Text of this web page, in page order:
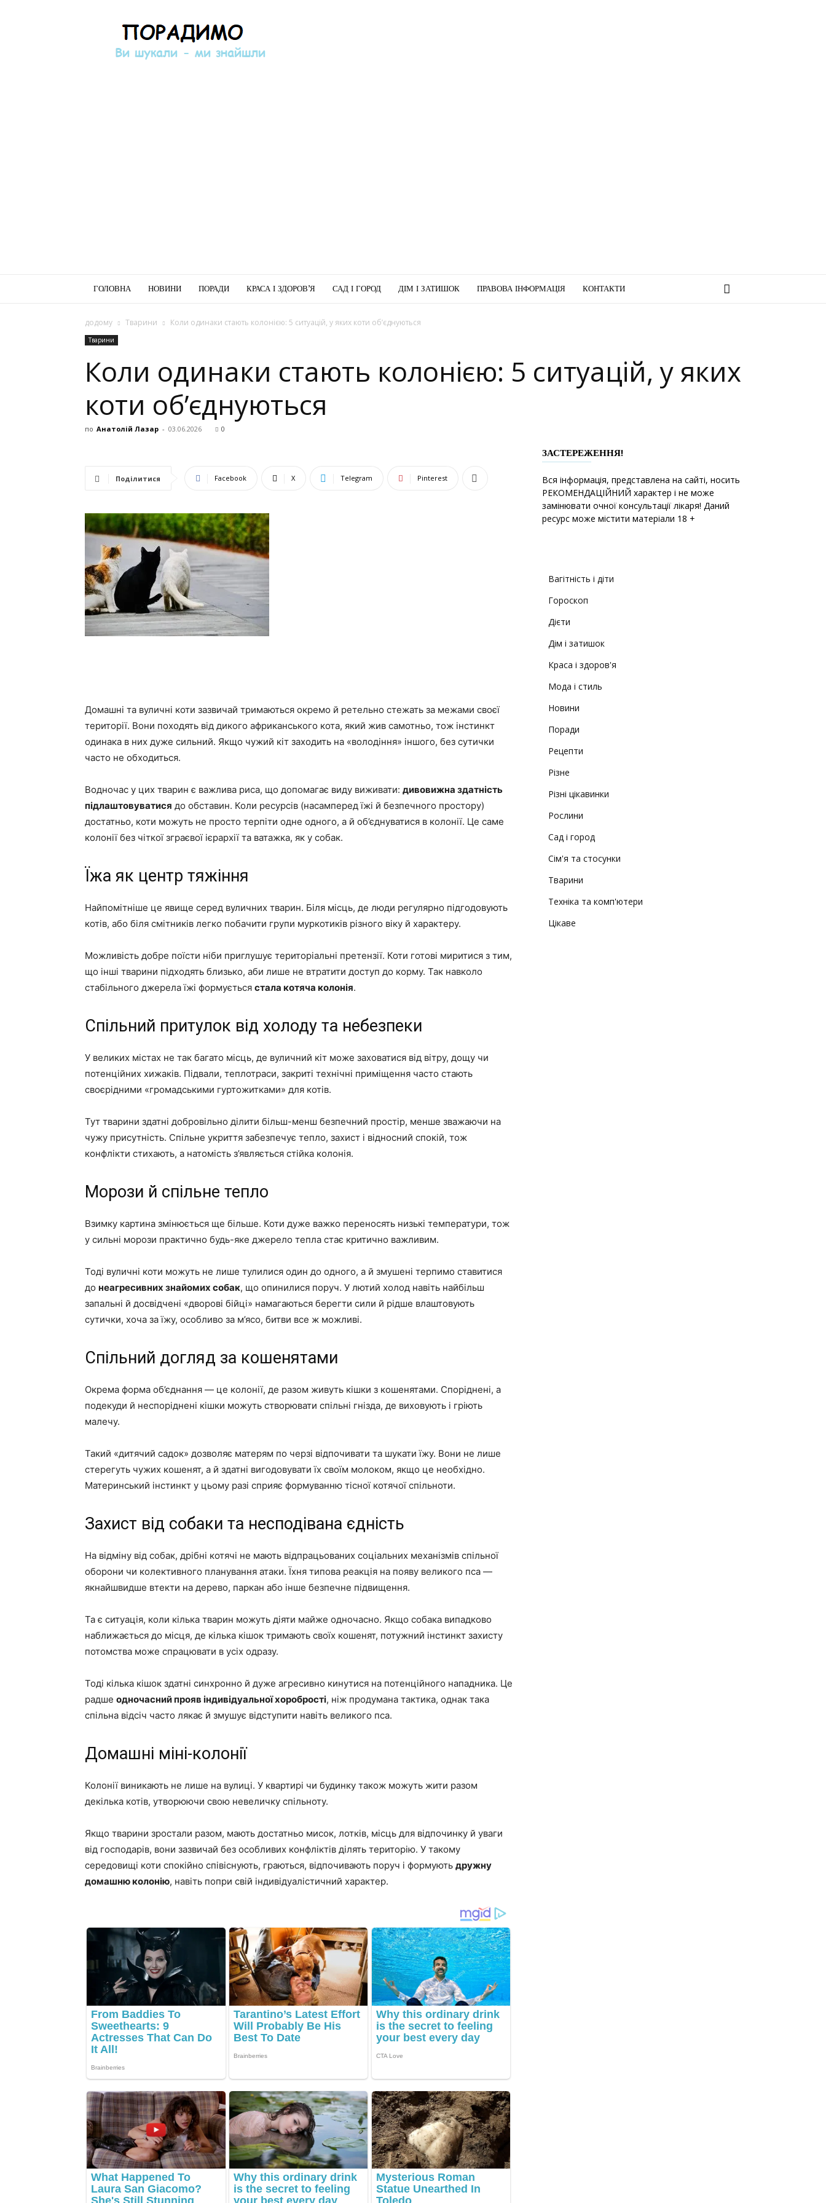
Порадимо
ГОЛОВНА НОВИНИ ПОРАДИ КРАСА І ЗДОРОВ’Я САД І ГОРОД ДІМ І ЗАТИШОК ПРАВОВА ІНФОРМАЦІЯ КОНТАКТИ
додому Тварини Коли одинаки стають колонією: 5 ситуацій, у яких коти об’єднуються
Тварини
Коли одинаки стають колонією: 5 ситуацій, у яких
коти об’єднуються
по Анатолій Лазар - 03.06.2026 0
Поділитися Facebook X Telegram Pinterest
Домашні та вуличні коти зазвичай тримаються окремо й ретельно стежать за межами своєї
території. Вони походять від дикого африканського кота, який жив самотньо, тож інстинкт
одинака в них дуже сильний. Якщо чужий кіт заходить на «володіння» іншого, без сутички
часто не обходиться.
Водночас у цих тварин є важлива риса, що допомагає виду виживати: дивовижна здатність
підлаштовуватися до обставин. Коли ресурсів (насамперед їжі й безпечного простору)
достатньо, коти можуть не просто терпіти одне одного, а й об’єднуватися в колонії. Це саме
колонії без чіткої зграєвої ієрархії та ватажка, як у собак.
Їжа як центр тяжіння
Найпомітніше це явище серед вуличних тварин. Біля місць, де люди регулярно підгодовують
котів, або біля смітників легко побачити групи муркотиків різного віку й характеру.
Можливість добре поїсти ніби приглушує територіальні претензії. Коти готові миритися з тим,
що інші тварини підходять близько, аби лише не втратити доступ до корму. Так навколо
стабільного джерела їжі формується стала котяча колонія.
Спільний притулок від холоду та небезпеки
У великих містах не так багато місць, де вуличний кіт може заховатися від вітру, дощу чи
потенційних хижаків. Підвали, теплотраси, закриті технічні приміщення часто стають
своєрідними «громадськими гуртожитками» для котів.
Тут тварини здатні добровільно ділити більш-менш безпечний простір, менше зважаючи на
чужу присутність. Спільне укриття забезпечує тепло, захист і відносний спокій, тож
конфлікти стихають, а натомість з’являється стійка колонія.
Морози й спільне тепло
Взимку картина змінюється ще більше. Коти дуже важко переносять низькі температури, тож
у сильні морози практично будь-яке джерело тепла стає критично важливим.
Тоді вуличні коти можуть не лише тулилися один до одного, а й змушені терпимо ставитися
до неагресивних знайомих собак, що опинилися поруч. У лютий холод навіть найбільш
запальні й досвідчені «дворові бійці» намагаються берегти сили й рідше влаштовують
сутички, хоча за їжу, особливо за м’ясо, битви все ж можливі.
Спільний догляд за кошенятами
Окрема форма об’єднання — це колонії, де разом живуть кішки з кошенятами. Споріднені, а
подекуди й неспоріднені кішки можуть створювати спільні гнізда, де виховують і гріють
малечу.
Такий «дитячий садок» дозволяє матерям по черзі відпочивати та шукати їжу. Вони не лише
стерегуть чужих кошенят, а й здатні вигодовувати їх своїм молоком, якщо це необхідно.
Материнський інстинкт у цьому разі сприяє формуванню тісної котячої спільноти.
Захист від собаки та несподівана єдність
На відміну від собак, дрібні котячі не мають відпрацьованих соціальних механізмів спільної
оборони чи колективного планування атаки. Їхня типова реакція на появу великого пса —
якнайшвидше втекти на дерево, паркан або інше безпечне підвищення.
Та є ситуація, коли кілька тварин можуть діяти майже одночасно. Якщо собака випадково
наближається до місця, де кілька кішок тримають своїх кошенят, потужний інстинкт захисту
потомства може спрацювати в усіх одразу.
Тоді кілька кішок здатні синхронно й дуже агресивно кинутися на потенційного нападника. Це
радше одночасний прояв індивідуальної хоробрості, ніж продумана тактика, однак така
спільна відсіч часто лякає й змушує відступити навіть великого пса.
Домашні міні-колонії
Колонії виникають не лише на вулиці. У квартирі чи будинку також можуть жити разом
декілька котів, утворюючи свою невеличку спільноту.
Якщо тварини зростали разом, мають достатньо мисок, лотків, місць для відпочинку й уваги
від господарів, вони зазвичай без особливих конфліктів ділять територію. У такому
середовищі коти спокійно співіснують, граються, відпочивають поруч і формують дружну
домашню колонію, навіть попри свій індивідуалістичний характер.
ЗАСТЕРЕЖЕННЯ!
Вся інформація, представлена на сайті, носить
РЕКОМЕНДАЦІЙНИЙ характер і не може
замінювати очної консультації лікаря! Даний
ресурс може містити матеріали 18 +
Вагітність і діти
Гороскоп
Дієти
Дім і затишок
Краса і здоров'я
Мода і стиль
Новини
Поради
Рецепти
Різне
Різні цікавинки
Рослини
Сад і город
Сім'я та стосунки
Тварини
Техніка та комп'ютери
Цікаве